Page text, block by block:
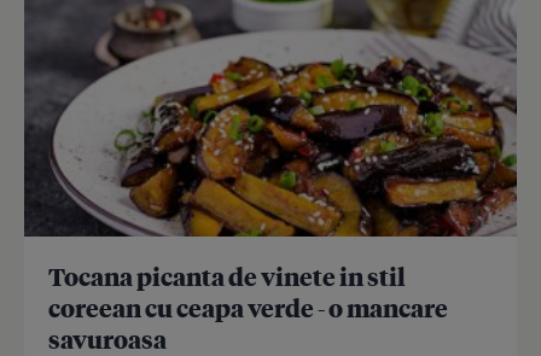
Tocana picanta de vinete in stil
coreean cu ceapa verde - o mancare
savuroasa